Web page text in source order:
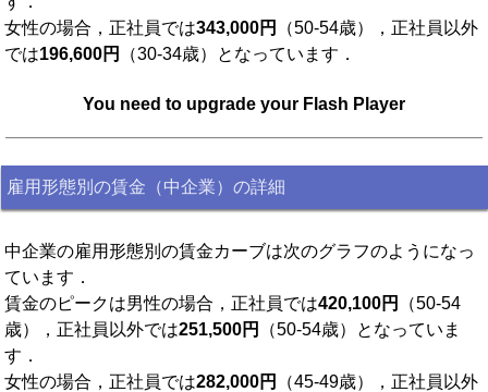
女性の場合，正社員では343,000円
（50-54歳），正社員以外
では196,600円 （30-34歳）となっています．
You need to upgrade your Flash Player
雇用形態別の賃金（中企業）の詳細
中企業の雇用形態別の賃金カーブは次のグラフのようになっ
ています．
賃金のピークは男性の場合，正社員では420,100円
（50-54
歳），正社員以外では251,500円
（50-54歳）となっていま
す．
女性の場合，正社員では282,000円
（45-49歳），正社員以外